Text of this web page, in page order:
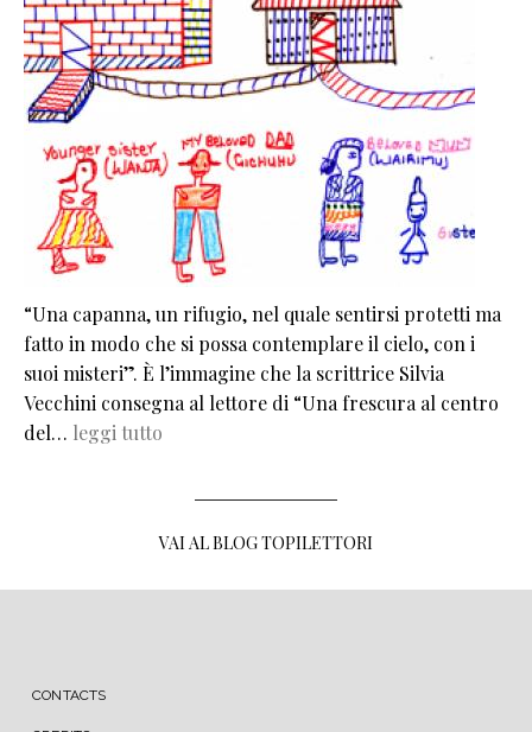
“Una capanna, un rifugio, nel quale sentirsi protetti ma
fatto in modo che si possa contemplare il cielo, con i
suoi misteri”. È l’immagine che la scrittrice Silvia
Vecchini consegna al lettore di “Una frescura al centro
del… leggi tutto
VAI AL BLOG TOPILETTORI
MENU FOOTER
CONTACTS